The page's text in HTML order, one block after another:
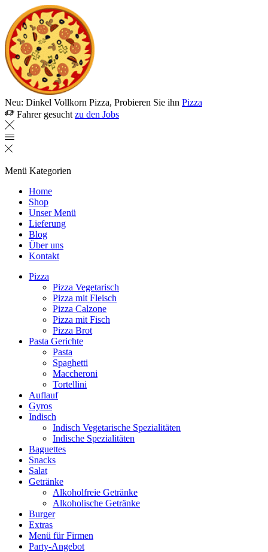
Neu: Dinkel Vollkorn Pizza, Probieren Sie ihn Pizza
Fahrer gesucht zu den Jobs
Menü Kategorien
Home
Shop
Unser Menü
Lieferung
Blog
Über uns
Kontakt
Pizza
Pizza Vegetarisch
Pizza mit Fleisch
Pizza Calzone
Pizza mit Fisch
Pizza Brot
Pasta Gerichte
Pasta
Spaghetti
Maccheroni
Tortellini
Auflauf
Gyros
Indisch
Indisch Vegetarische Spezialitäten
Indische Spezialitäten
Baguettes
Snacks
Salat
Getränke
Alkoholfreie Getränke
Alkoholische Getränke
Burger
Extras
Menü für Firmen
Party-Angebot